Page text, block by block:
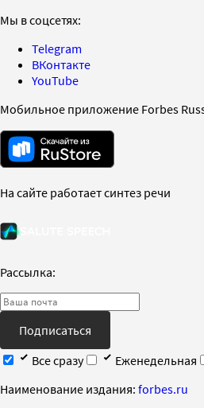
Мы в соцсетях:
Telegram
ВКонтакте
YouTube
Мобильное приложение Forbes
На сайте работает синтез речи
Рассылка:
Подписаться
Все сразу
Еженедельная
Наименование издания: forbes.ru